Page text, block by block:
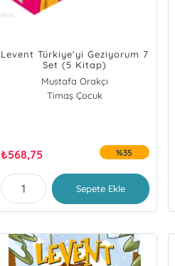
Levent Türkiye'yi Geziyorum 7
Set (5 Kitap)
Mustafa Orakçı
Timaş Çocuk
₺568,75 %35
Sepete Ekle